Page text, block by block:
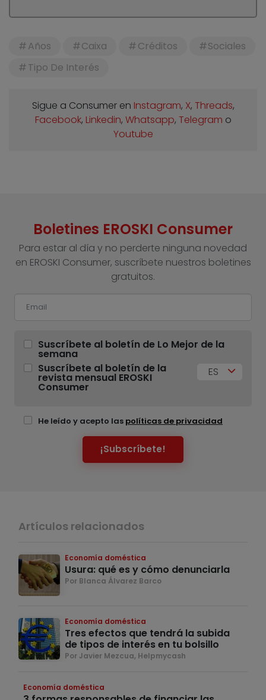
Años Caixa Créditos
Sociales
Tipo De Interés
Sigue a Consumer en Instagram, X, Threads,
Facebook, Linkedin, Whatsapp, Telegram o
Youtube
Boletines EROSKI Consumer
Para estar al día y no perderte ninguna novedad
en EROSKI Consumer, suscríbete nuestros boletines
gratuitos.
Suscríbete al boletín de Lo Mejor de la
semana
Suscríbete al boletín de la
revista mensual EROSKI
Consumer
ES
He leído y acepto las políticas de privacidad
¡Subscríbete!
Artículos relacionados
Economía doméstica
Usura: qué es y cómo denunciarla
Por Blanca Álvarez Barco
Economía doméstica
Tres efectos que tendrá la subida
de tipos de interés en tu bolsillo
Por Javier Mezcua, Helpmycash
Economía doméstica